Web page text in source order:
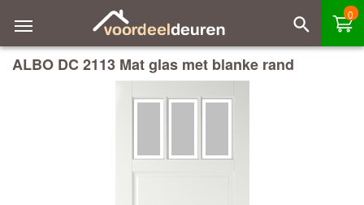
0
ALBO DC 2113 Mat glas met blanke rand